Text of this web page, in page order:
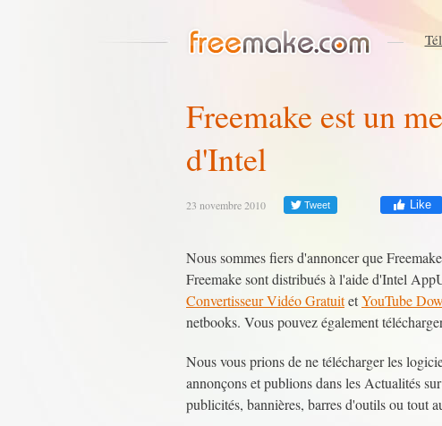
Freemake est un
d'Intel
23 novembre 2010 Tweet Like
Nous sommes fiers d'annoncer que
Freemake sont distribués à l'aide d'Intel
Convertisseur Vidéo GratuitetYouTube
netbooks. Vous pouvez également
Nous vous prions de ne télécharger les
annonçons et publions dans les Actualités
publicités, bannières, barres d'outils ou tout